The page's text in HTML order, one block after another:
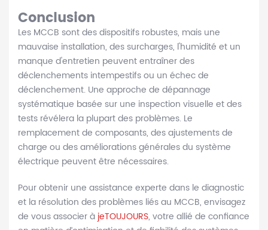
Conclusion
Les MCCB sont des dispositifs robustes, mais une
mauvaise installation, des surcharges, l'humidité et un
manque d'entretien peuvent entraîner des
déclenchements intempestifs ou un échec de
déclenchement. Une approche de dépannage
systématique basée sur une inspection visuelle et des
tests révélera la plupart des problèmes. Le
remplacement de composants, des ajustements de
charge ou des améliorations générales du système
électrique peuvent être nécessaires.
Pour obtenir une assistance experte dans le diagnostic
et la résolution des problèmes liés au MCCB, envisagez
de vous associer à jeTOUJOURS, votre allié de confiance